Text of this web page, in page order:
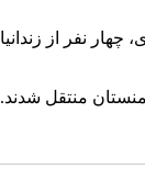
منتقل شدند.